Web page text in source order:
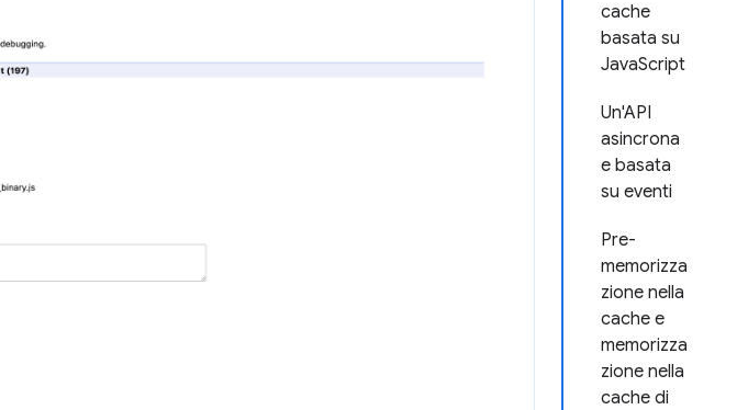
cache
basata su
JavaScript
Un'API
asincrona
e basata
su eventi
Pre-
memorizza
zione nella
cache e
memorizza
zione nella
cache di